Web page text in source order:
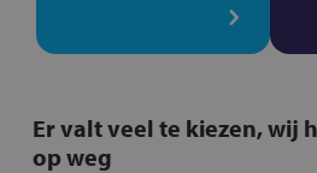
Er valt veel te kiezen, wij
op weg